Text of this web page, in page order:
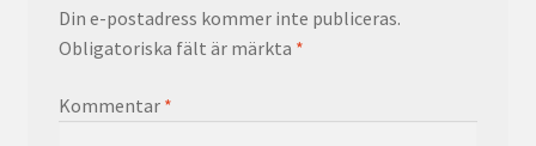
Din e-postadress kommer inte publiceras.
Obligatoriska fält är märkta *
Kommentar *